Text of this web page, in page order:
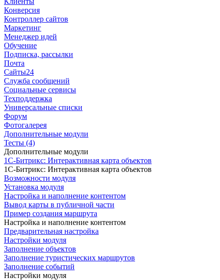
Конверсия
Контроллер сайтов
Маркетинг
Менеджер идей
Обучение
Подписка, рассылки
Почта
Сайты24
Служба сообщений
Социальные сервисы
Техподдержка
Универсальные списки
Форум
Фотогалерея
Дополнительные модули
Тесты (4)
Дополнительные модули
1С-Битрикс: Интерактивная карта объектов
1С-Битрикс: Интерактивная карта объектов
Возможности модуля
Установка модуля
Настройка и наполнение контентом
Вывод карты в публичной части
Пример создания маршрута
Настройка и наполнение контентом
Предварительная настройка
Настройки модуля
Заполнение объектов
Заполнение туристических маршрутов
Заполнение событий
Настройки модуля